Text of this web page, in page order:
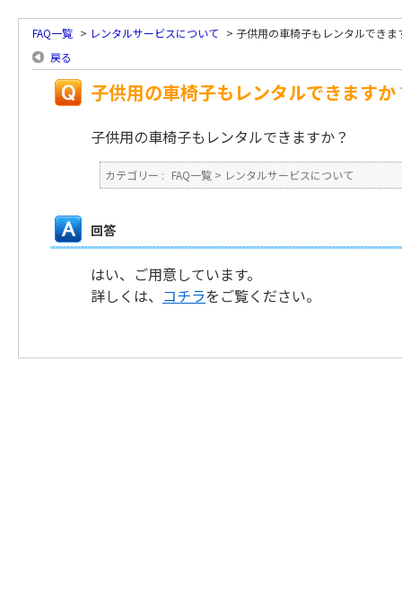
FAQ一覧 > レンタルサービスについて > 子供用の車椅子もレンタルできま
戻る
子供用の車椅子もレンタルできますか
子供用の車椅子もレンタルできますか？
カテゴリー : FAQ一覧 > レンタルサービスについて
回答
はい、ご用意しています。
詳しくは、 コチラをご覧ください。